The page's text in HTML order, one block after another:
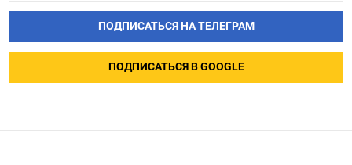
ПОДПИСАТЬСЯ НА ТЕЛЕГРАМ
ПОДПИСАТЬСЯ В GOOGLE